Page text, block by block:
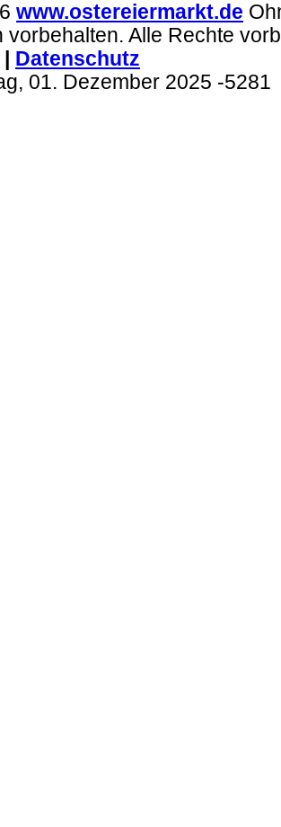
www.ostereiermarkt.de
vorbehalten. Alle Rechte
Datenschutz
01. Dezember 2025 -5281